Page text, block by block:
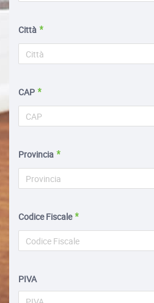
Città
CAP
Provincia
Codice Fiscale
PIVA